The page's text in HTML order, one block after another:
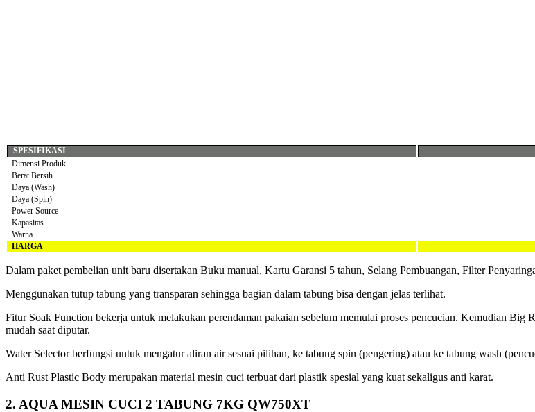
SPESIFIKASI
Dimensi Produk
Berat Bersih
Daya (Wash)
Daya (Spin)
Power Source
Kapasitas
Warna
HARGA
Dalam paket pembelian unit baru disertakan Buku manual, Kartu Garansi 5 tahun, Selang Pembuangan, Filter
Menggunakan tutup tabung yang transparan sehingga bagian dalam tabung bisa dengan jelas terlihat.
Fitur Soak Function bekerja untuk melakukan perendaman pakaian sebelum memulai proses pencucian. Kemudian
mudah saat diputar.
Water Selector berfungsi untuk mengatur aliran air sesuai pilihan, ke tabung spin (pengering) atau ke tabung wash
Anti Rust Plastic Body merupakan material mesin cuci terbuat dari plastik spesial yang kuat sekaligus anti karat.
2. AQUA MESIN CUCI 2 TABUNG 7KG QW750XT